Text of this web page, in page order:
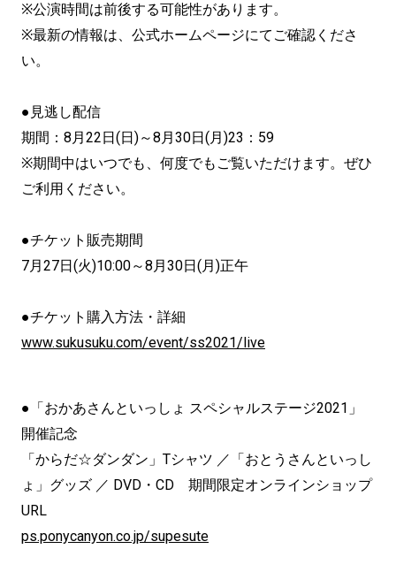
※公演時間は前後する可能性があります。
※最新の情報は、公式ホームページにてご確認くださ
い。
●見逃し配信
期間：8月22日(日)～8月30日(月)23：59
※期間中はいつでも、何度でもご覧いただけます。ぜひ
ご利用ください。
●チケット販売期間
7月27日(火)10:00～8月30日(月)正午
●チケット購入方法・詳細
www.sukusuku.com/event/ss2021/live
●「おかあさんといっしょ スペシャルステージ2021」
開催記念
「からだ☆ダンダン」Tシャツ ／「おとうさんといっし
ょ」グッズ ／ DVD・CD 期間限定オンラインショップ
URL
ps.ponycanyon.co.jp/supesute